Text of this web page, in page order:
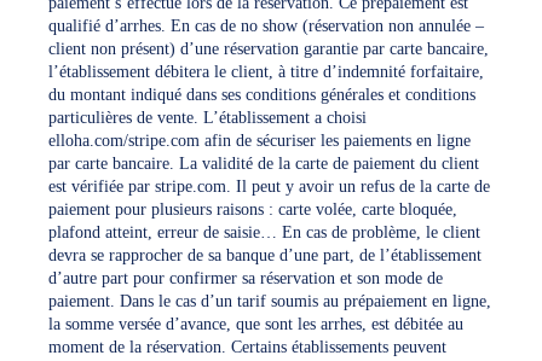
qualifié d’arrhes. En cas de no show (réservation non annulée –
client non présent) d’une réservation garantie par carte bancaire,
l’établissement débitera le client, à titre d’indemnité forfaitaire,
du montant indiqué dans ses conditions générales et conditions
particulières de vente. L’établissement a choisi
elloha.com/stripe.com afin de sécuriser les paiements en ligne
par carte bancaire. La validité de la carte de paiement du client
est vérifiée par stripe.com. Il peut y avoir un refus de la carte de
paiement pour plusieurs raisons : carte volée, carte bloquée,
plafond atteint, erreur de saisie… En cas de problème, le client
devra se rapprocher de sa banque d’une part, de l’établissement
d’autre part pour confirmer sa réservation et son mode de
paiement. Dans le cas d’un tarif soumis au prépaiement en ligne,
la somme versée d’avance, que sont les arrhes, est débitée au
moment de la réservation. Certains établissements peuvent